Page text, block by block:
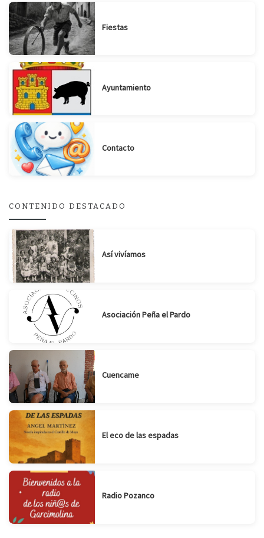
Fiestas
Ayuntamiento
Contacto
CONTENIDO DESTACADO
Así vivíamos
Asociación Peña el Pardo
Cuencame
El eco de las espadas
Radio Pozanco